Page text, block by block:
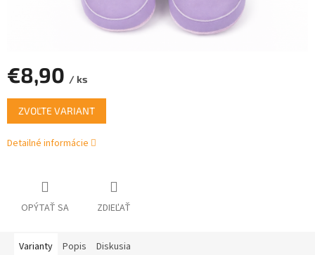
€8,90 / ks
Jednotková
cena:
ZVOĽTE VARIANT
Detailné informácie
OPÝTAŤ SA ZDIEĽAŤ
Varianty Popis Diskusia